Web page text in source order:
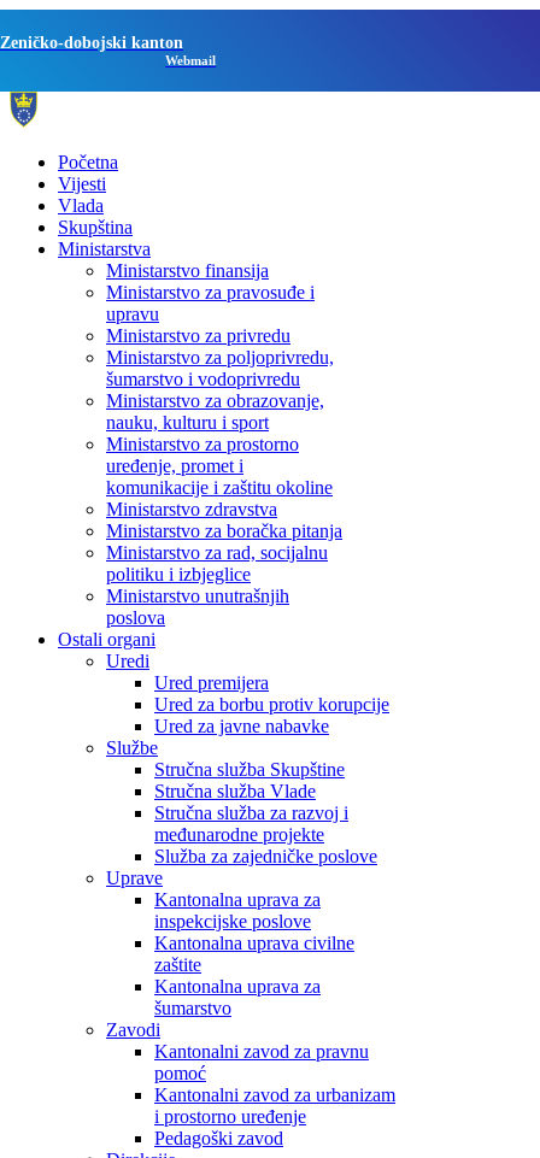
Zeničko-dobojski kanton
Webmail
Početna
Vijesti
Vlada
Skupština
Ministarstva
Ministarstvo finansija
Ministarstvo za pravosuđe i
upravu
Ministarstvo za privredu
Ministarstvo za poljoprivredu,
šumarstvo i vodoprivredu
Ministarstvo za obrazovanje,
nauku, kulturu i sport
Ministarstvo za prostorno
uređenje, promet i
komunikacije i zaštitu okoline
Ministarstvo zdravstva
Ministarstvo za boračka pitanja
Ministarstvo za rad, socijalnu
politiku i izbjeglice
Ministarstvo unutrašnjih
poslova
Ostali organi
Uredi
Ured premijera
Ured za borbu protiv korupcije
Ured za javne nabavke
Službe
Stručna služba Skupštine
Stručna služba Vlade
Stručna služba za razvoj i
međunarodne projekte
Služba za zajedničke poslove
Uprave
Kantonalna uprava za
inspekcijske poslove
Kantonalna uprava civilne
zaštite
Kantonalna uprava za
šumarstvo
Zavodi
Kantonalni zavod za pravnu
pomoć
Kantonalni zavod za urbanizam
i prostorno uređenje
Pedagoški zavod